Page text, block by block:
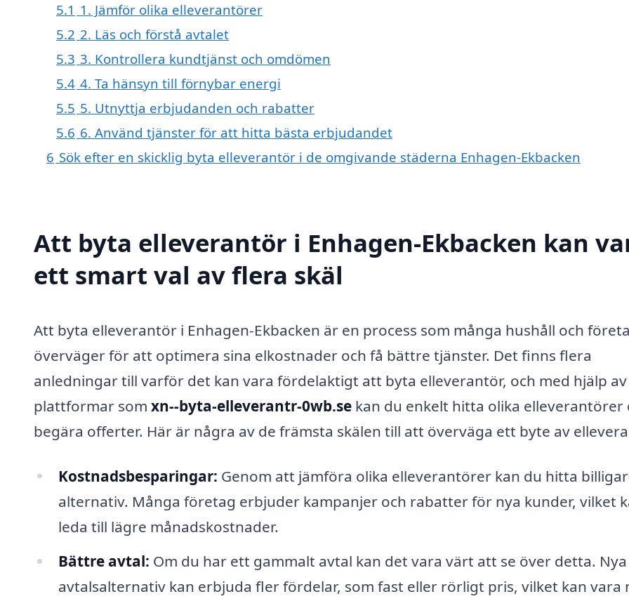
5.1 1. Jämför olika elleverantörer
5.2 2. Läs och förstå avtalet
5.3 3. Kontrollera kundtjänst och omdömen
5.4 4. Ta hänsyn till förnybar energi
5.5 5. Utnyttja erbjudanden och rabatter
5.6 6. Använd tjänster för att hitta bästa erbjudandet
6 Sök efter en skicklig byta elleverantör i de omgivande städerna Enhagen-Ekbacken
Att byta elleverantör i Enhagen-Ekbacken kan
ett smart val av flera skäl
Att byta elleverantör i Enhagen-Ekbacken är en process som många hushåll och
överväger för att optimera sina elkostnader och få bättre tjänster. Det finns flera
anledningar till varför det kan vara fördelaktigt att byta elleverantör, och med hjälp av
plattformar som xn--byta-elleverantr-0wb.se kan du enkelt hitta olika elleverantörer
begära offerter. Här är några av de främsta skälen till att överväga ett byte av
Kostnadsbesparingar: Genom att jämföra olika elleverantörer kan du hitta
alternativ. Många företag erbjuder kampanjer och rabatter för nya kunder, vilket
leda till lägre månadskostnader.
Bättre avtal: Om du har ett gammalt avtal kan det vara värt att se över detta. Nya
avtalsalternativ kan erbjuda fler fördelar, som fast eller rörligt pris, vilket kan vara